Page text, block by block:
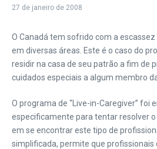
27 de janeiro de 2008
O Canadá tem sofrido com a
em diversas áreas. Este é o caso do
residir na casa de seu patrão a fim de
cuidados especiais a algum membro
O programa de “Live-in-Caregiver” foi
especificamente para tentar resolver
em se encontrar este tipo de
simplificada, permite que profissionais